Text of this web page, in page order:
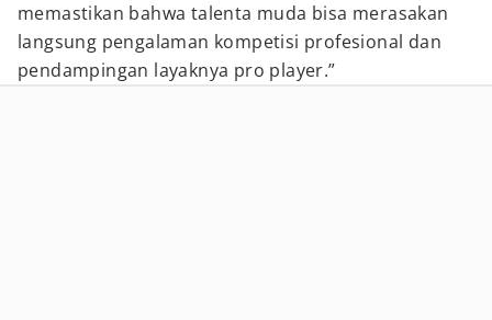
memastikan bahwa talenta muda bisa merasakan
langsung pengalaman kompetisi profesional dan
pendampingan layaknya pro player.”